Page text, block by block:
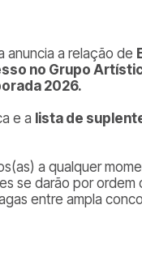
anuncia a relação de
no Grupo
2026.
e a lista de
a qualquer
se darão por
entre ampla